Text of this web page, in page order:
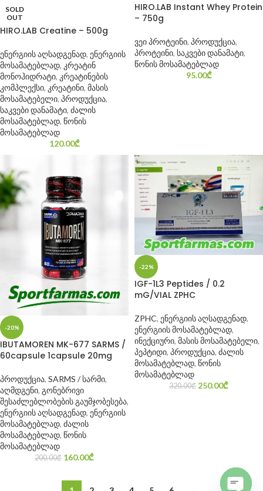
SOLD
OUT
HIRO.LAB Creatine – 500g
ენერგიის აღსადგენად, ენერგიის
მოსამატებლად, კრეატინ
მონოჰიდრატი, კრეატინების
კომპლექსი, კრეატინი, მასის
მოსამატებელი, პროდუქცია,
საკვები დანამატი, ძალის
მოსამატებლად, წონის
მოსამატებლად
120.00₾
HIRO.LAB Instant Whey Protein
– 750g
ვეი პროტეინი, პროდუქცია,
პროტეინი, საკვები დანამატი,
წონის მოსამატებლად
95.00₾
-20%
IBUTAMOREN MK-677 SARMS /
60capsule 1capsule 20mg
პროდუქცია, SARMS / სარმი,
აღმდგენი, გონებრივი
შესაძლებლობების გაუმჯობესება,
ენერგიის აღსადგენად, ენერგიის
მოსამატებლად, ძალის
მოსამატებლად, წონის
მოსამატებლად
200.00₾ 160.00₾
-22%
IGF-1L3 Peptides / 0.2
mG/VIAL ZPHC
ZPHC, ენერგიის აღსადგენად,
ენერგიის მოსამატებლად,
ინექციური, მასის მოსამატებელი,
პეპტიდი, პროდუქცია, ძალის
მოსამატებლად, წონის
მოსამატებლად
320.00₾ 250.00₾